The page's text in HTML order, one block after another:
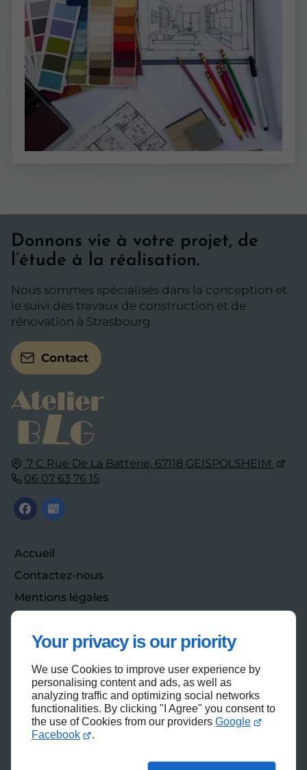
Your privacy is our priority
We use Cookies to improve user experience by
personalising content and ads, as well as
analyzing traffic and optimizing social networks
functionalities. By clicking "I Agree" you consent to
the use of Cookies from our providers Google
Facebook
.
7 C Rue De La Batterie, 67118 GEISPOLSHEIM
06 07 63 76 15
Accueil
Contactez-nous
Mentions légales
Donnons vie à votre projet, de
l’étude à la réalisation.
Nous sommes spécialisés dans la conception et
le suivi des travaux de construction et de
rénovation à Strasbourg.
Contact
Haut de page